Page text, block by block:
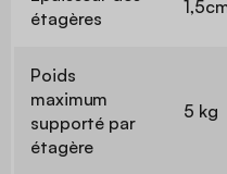
étagères
Poids
maximum
supporté par
étagère
5 kg